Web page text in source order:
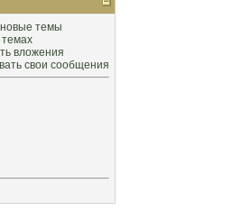
новые темы
темах
вложения
свои сообщения